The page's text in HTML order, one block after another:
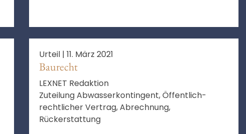
Urteil | 11. März 2021
Baurecht
LEXNET Redaktion
Zuteilung Abwasserkontingent, Öffentlich-
rechtlicher Vertrag, Abrechnung,
Rückerstattung